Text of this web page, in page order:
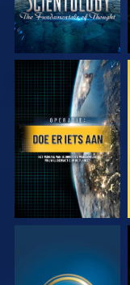
KIJK
KIJK